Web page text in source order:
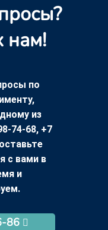
нам!
по
из
74-68, +7
с вами в
и
86